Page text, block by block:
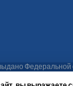
(4212) 75-48-